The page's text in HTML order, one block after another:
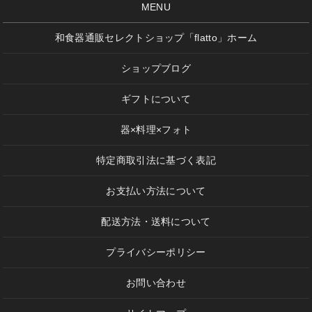
MENU
和食器通販セレクトショップ「flatto」ホーム
ショップブログ
ギフトについて
器×料理×フォト
特定商取引法に基づく表記
お支払い方法について
配送方法・送料について
プライバシーポリシー
お問い合わせ